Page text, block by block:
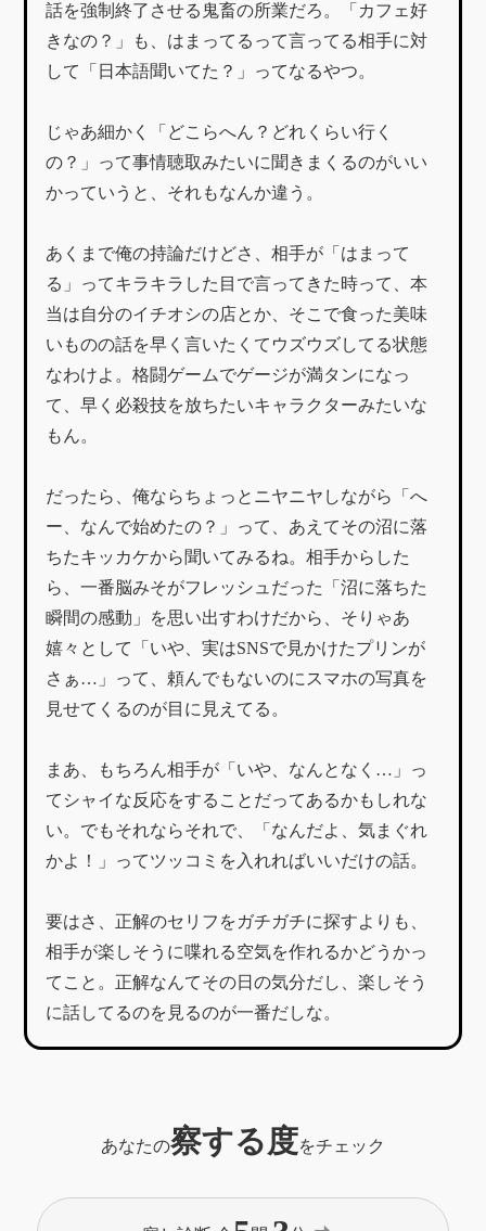
話を強制終了させる鬼畜の所業だろ。「カフェ好
きなの？」も、はまってるって言ってる相手に対
して「日本語聞いてた？」ってなるやつ。
じゃあ細かく「どこらへん？どれくらい行く
の？」って事情聴取みたいに聞きまくるのがいい
かっていうと、それもなんか違う。
あくまで俺の持論だけどさ、相手が「はまって
る」ってキラキラした目で言ってきた時って、本
当は自分のイチオシの店とか、そこで食った美味
いものの話を早く言いたくてウズウズしてる状態
なわけよ。格闘ゲームでゲージが満タンになっ
て、早く必殺技を放ちたいキャラクターみたいな
もん。
だったら、俺ならちょっとニヤニヤしながら「へ
ー、なんで始めたの？」って、あえてその沼に落
ちたキッカケから聞いてみるね。相手からした
ら、一番脳みそがフレッシュだった「沼に落ちた
瞬間の感動」を思い出すわけだから、そりゃあ
嬉々として「いや、実はSNSで見かけたプリンが
さぁ…」って、頼んでもないのにスマホの写真を
見せてくるのが目に見えてる。
まあ、もちろん相手が「いや、なんとなく…」っ
てシャイな反応をすることだってあるかもしれな
い。でもそれならそれで、「なんだよ、気まぐれ
かよ！」ってツッコミを入れればいいだけの話。
要はさ、正解のセリフをガチガチに探すよりも、
相手が楽しそうに喋れる空気を作れるかどうかっ
てこと。正解なんてその日の気分だし、楽しそう
に話してるのを見るのが一番だしな。
あなたの察する度をチェック